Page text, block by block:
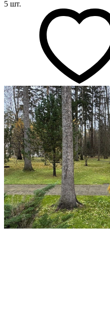
5 шт.